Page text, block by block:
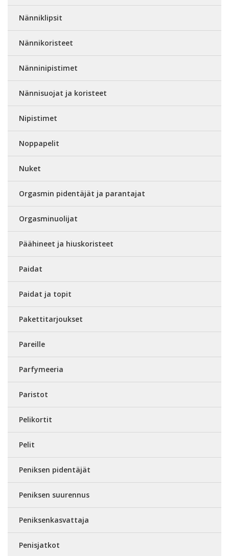
Nänniklipsit
Nännikoristeet
Nänninipistimet
Nännisuojat ja koristeet
Nipistimet
Noppapelit
Nuket
Orgasmin pidentäjät ja parantajat
Orgasminuolijat
Päähineet ja hiuskoristeet
Paidat
Paidat ja topit
Pakettitarjoukset
Pareille
Parfymeeria
Paristot
Pelikortit
Pelit
Peniksen pidentäjät
Peniksen suurennus
Peniksenkasvattaja
Penisjatkot